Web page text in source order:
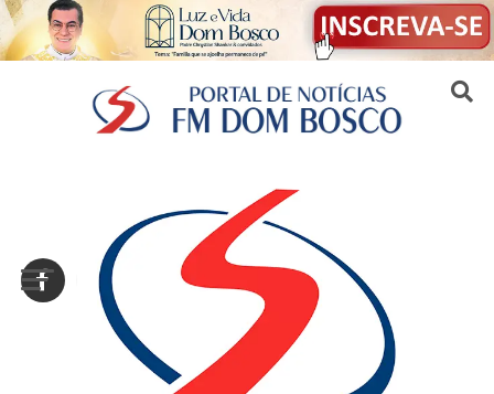
Sair da versão mobile